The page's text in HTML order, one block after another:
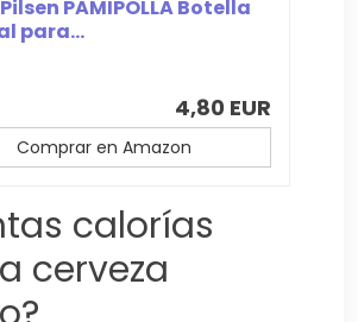
PAMIPOLLA Botella
para...
4,80 EUR
Comprar en Amazon
calorías
cerveza